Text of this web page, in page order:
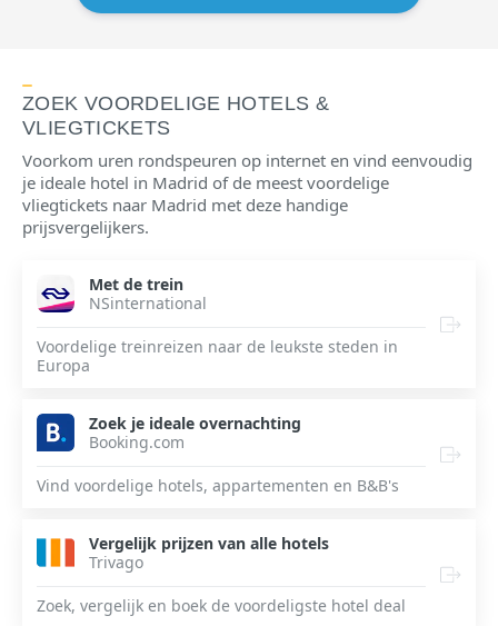
ZOEK VOORDELIGE HOTELS &
VLIEGTICKETS
Voorkom uren rondspeuren op internet en vind eenvoudig
je ideale hotel in Madrid of de meest voordelige
vliegtickets naar Madrid met deze handige
prijsvergelijkers.
Met de trein
NSinternational
Voordelige treinreizen naar de leukste steden in
Europa
Zoek je ideale overnachting
Booking.com
Vind voordelige hotels, appartementen en B&B's
Vergelijk prijzen van alle hotels
Trivago
Zoek, vergelijk en boek de voordeligste hotel deal